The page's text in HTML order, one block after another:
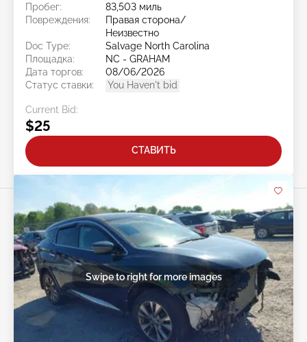
Пробег:
83,503 миль
Повреждения:
Правая сторона/
Неизвестно
Doc Type:
Salvage North Carolina
Площадка:
NC - GRAHAM
Дата торгов:
08/06/2026
Статус ставки:
You Haven't bid
Current Bid:
$25
СТАВИТЬ
Swipe to right for more images